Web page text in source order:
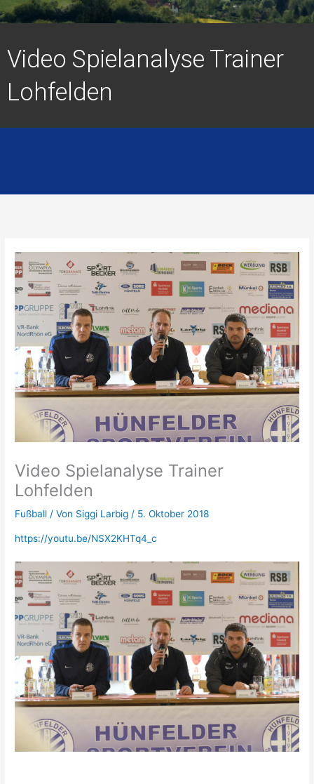
Video Spielanalyse Trainer
Lohfelden
Video Spielanalyse Trainer
Lohfelden
Fußball / Von Siggi Larbig/ 5. Oktober 2018
https://youtu.be/NSX2KHTq4_c